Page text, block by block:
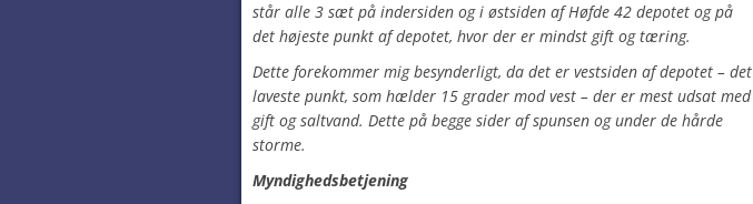
står alle 3 sæt på indersiden og i østsiden af Høfde 42 depotet og på
det højeste punkt af depotet, hvor der er mindst gift og tæring.
Dette forekommer mig besynderligt, da det er vestsiden af depotet – det
laveste punkt, som hælder 15 grader mod vest – der er mest udsat med
gift og saltvand. Dette på begge sider af spunsen og under de hårde
storme.
Myndighedsbetjening